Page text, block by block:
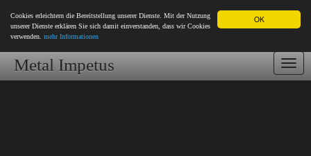
OK
Cookies erleichtern die Bereitstellung unserer Dienste. Mit der Nutzung
unserer Dienste erklären Sie sich damit einverstanden, dass wir Cookies
verwenden. mehr Informationen
Metal Impetus